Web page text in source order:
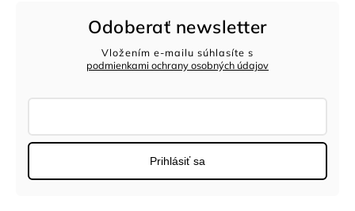
Odoberať newsletter
Vložením e-mailu súhlasíte s
podmienkami ochrany osobných údajov
Prihlásiť sa